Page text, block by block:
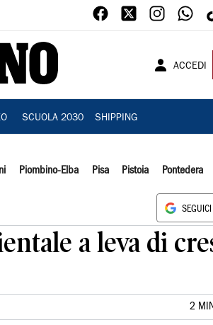
ACCEDI
SCUOLA 2030 SHIPPING
Piombino-Elba Pisa Pistoia Pontedera
a leva di
2